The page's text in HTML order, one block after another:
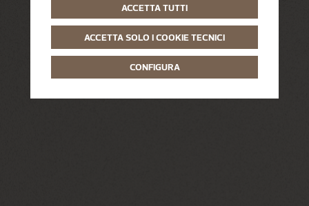
ACCETTA TUTTI
ACCETTA SOLO I COOKIE TECNICI
CONFIGURA